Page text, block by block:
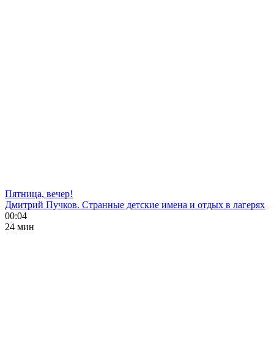
Пятница, вечер!
Дмитрий Пучков. Странные детские имена и отдых в лагерях
00:04
24 мин